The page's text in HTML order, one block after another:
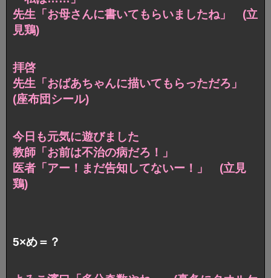
先生「お母さんに書いてもらいましたね」 (立
見鶏)
拝啓
先生「おばあちゃんに描いてもらっただろ」
(座布団シール)
今日も元気に遊びました
教師「お前は不治の病だろ！」
医者「アー！まだ告知してないー！」 (立見
鶏)
5×め＝？